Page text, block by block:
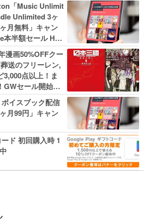
「Music Unlimit
Unlimited 3ヶ
月無料」キャン
半額セール HU
英社、無職転生,
、キャプテン
漫画50%OFFクー
送のフリーレン,
点以上！ま
GWセール開始！
カワ祭やIT関連本
イスブック配信
月99円」キャン
ド 初回購入時 1